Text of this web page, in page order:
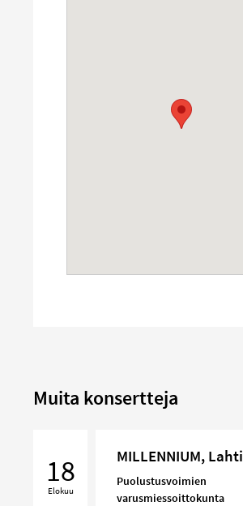
Muita konsertteja
Lahti18
Elokuu
MILLENNIUM, Lahti
Puolustusvoimien
varusmiessoittokunta